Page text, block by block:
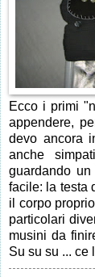
Ecco i primi
appendere,
devo ancora
anche
guardando
facile: la testa
il corpo
particolari
musini da
Su su su ... ce